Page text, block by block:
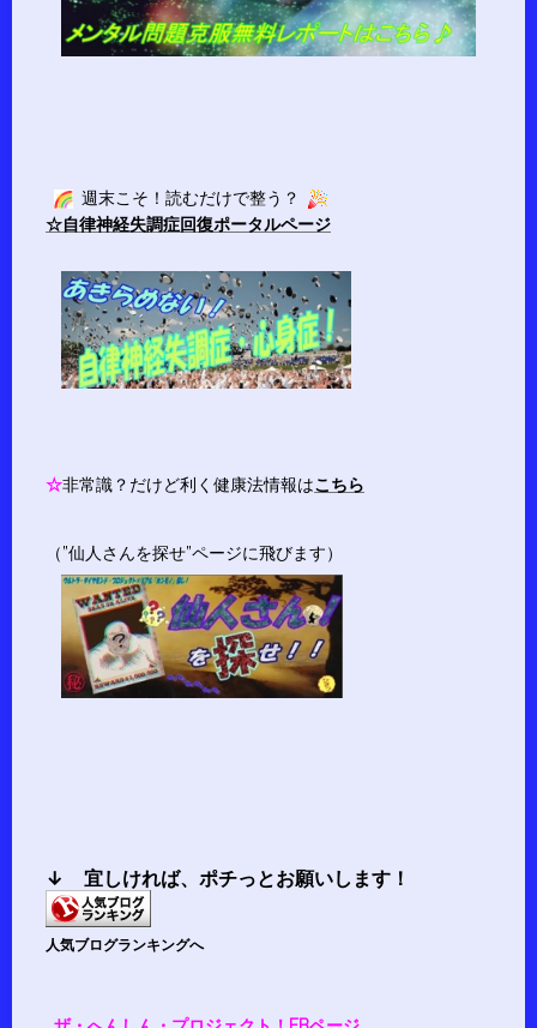
週末こそ！読むだけで整う？
☆自律神経失調症回復ポータルページ
☆非常識？だけど利く健康法情報はこちら
（”仙人さんを探せ”ページに飛びます）
↓ 宜しければ、 ポチっとお願いします！
人気ブログランキングへ